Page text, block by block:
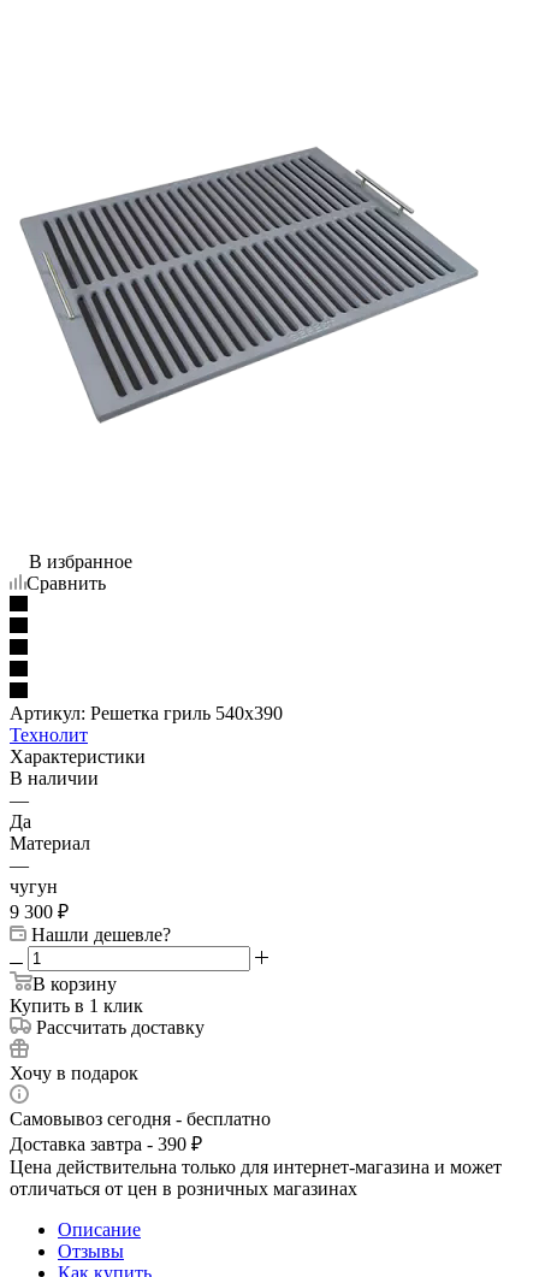
В избранное
Сравнить
Артикул: Решетка гриль 540x390
Технолит
Характеристики
В наличии
—
Да
Материал
—
чугун
9 300 ₽
Нашли дешевле?
В корзину
Купить в 1 клик
Рассчитать доставку
Хочу в подарок
Самовывоз сегодня - бесплатно
Доставка завтра - 390 ₽
Цена действительна только для интернет-магазина и может
отличаться от цен в розничных магазинах
Описание
Отзывы
Как купить